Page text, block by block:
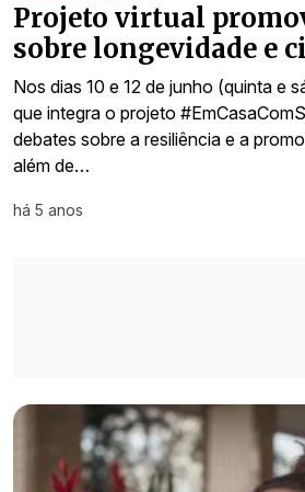
Projeto virtual
sobre longevidade e
Nos dias 10 e 12 de junho (quinta e
que integra o projeto
debates sobre a resiliência e a
além de…
há 5 anos